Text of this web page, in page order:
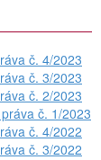
č. 4/2023
č. 3/2023
č. 2/2023
č. 1/2023
č. 4/2022
č. 3/2022